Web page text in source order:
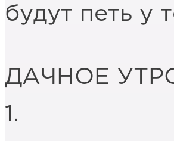
будут петь у
ДАЧНОЕ
1.